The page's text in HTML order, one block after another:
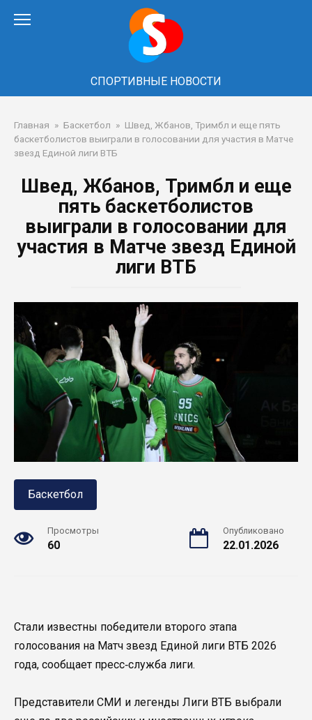
СПОРТИВНЫЕ НОВОСТИ
Главная » Баскетбол » Швед, Жбанов, Тримбл и еще пять
баскетболистов выиграли в голосовании для участия в Матче
звезд Единой лиги ВТБ
Швед, Жбанов, Тримбл и еще
пять баскетболистов
выиграли в голосовании для
участия в Матче звезд Единой
лиги ВТБ
Баскетбол
Просмотры
60
Опубликовано
22.01.2026
Стали известны победители второго этапа
голосования на Матч звезд Единой лиги ВТБ 2026
года, сообщает пресс‑служба лиги.
Представители СМИ и легенды Лиги ВТБ выбрали